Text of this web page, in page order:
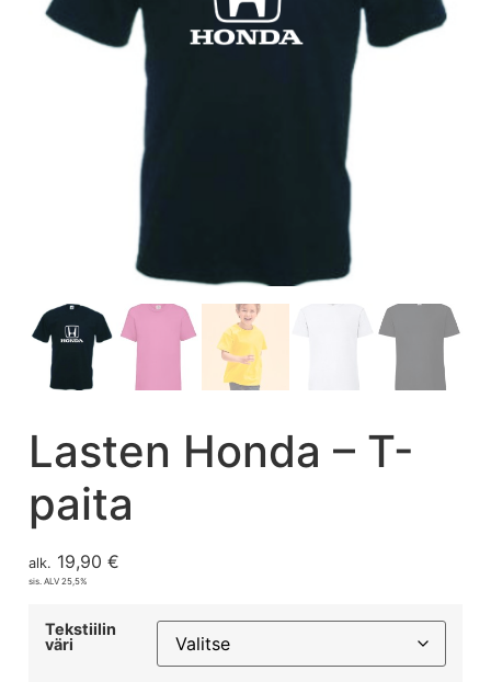
Lasten Honda – T-
paita
alk. 19,90 €
sis. ALV 25,5%
Tekstiilin
väri